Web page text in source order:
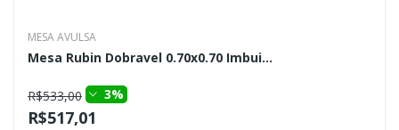
MESA AVULSA
Mesa Rubin Dobravel 0.70x0.70 Imbui...
R$533,00 3%
R$517,01